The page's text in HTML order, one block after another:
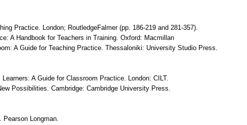
Practice. London; RoutledgeFalmer (pp. 186-219 and 281-357).
A Handbook for Teachers in Training. Oxford: Macmillan
A Guide for Teaching Practice. Thessaloniki: University Studio Press.
A Guide for Classroom Practice. London: CILT.
Possibilities. Cambridge: Cambridge University Press.
Pearson Longman.